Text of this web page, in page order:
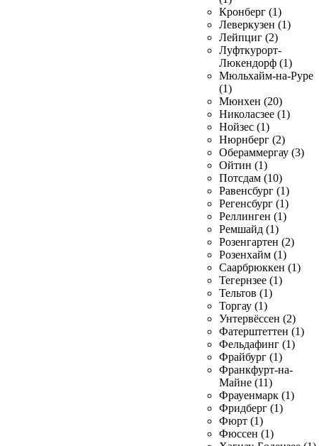
Кронберг (1)
Леверкузен (1)
Лейпциг (2)
Луфткурорт-
Люкендорф (1)
Мюльхайм-на-Руре
(1)
Мюнхен (20)
Николасзее (1)
Нойзес (1)
Нюрнберг (2)
Обераммергау (3)
Ойтин (1)
Потсдам (10)
Равенсбург (1)
Регенсбург (1)
Реллинген (1)
Ремшайд (1)
Розенгартен (2)
Розенхайм (1)
Саарбрюккен (1)
Тегернзее (1)
Тельтов (1)
Торгау (1)
Унтервёссен (2)
Фатерштеттен (1)
Фельдафинг (1)
Фрайбург (1)
Франкфурт-на-
Майне (11)
Фрауенмарк (1)
Фридберг (1)
Фюрт (1)
Фюссен (1)